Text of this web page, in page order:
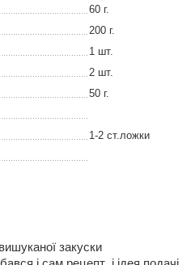
60 г.
200 г.
1 шт.
2 шт.
50 г.
1-2 ст.ложки
закуски